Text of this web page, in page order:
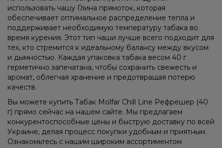
использовать чашу Глина прямоток, которая
обеспечивает оптимальное распределение тепла и
поддерживает необходимую температуру табака во
время курения. Этот тип чаши лучше всего подходит для
тех, кто стремится к идеальному балансу между вкусом
и дымностью. Каждая упаковка табака весом 40 г
герметично запечатана, чтобы сохранить свежесть и
аромат, облегчая хранение и предотвращая потерю
качеств.
Вы можете купить Табак Molfar Chill Line Рефрешер (40
г) прямо сейчас на нашем сайте. Мы предлагаем
конкурентоспособные цены и быструю доставку по всей
Украине, делая процесс покупки удобным и приятным.
Ознакомьтесь с нашим широким ассортиментом